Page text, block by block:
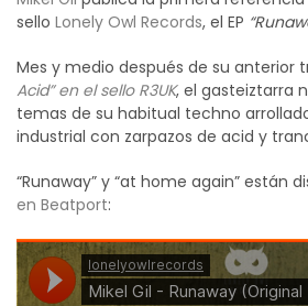
sello Lonely Owl Records, el EP
Mes y medio después de su anterior
Acid” en el sello R3UK, el gasteiztarra
temas de su habitual techno
industrial con zarpazos de acid y
“Runaway” y “at home again” están
en Beatport: